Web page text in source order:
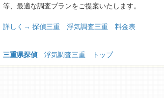
等、最適な調査プランをご提案いたします。
詳しく→ 探偵三重 浮気調査三重 料金表
三重県探偵浮気調査三重 トップ